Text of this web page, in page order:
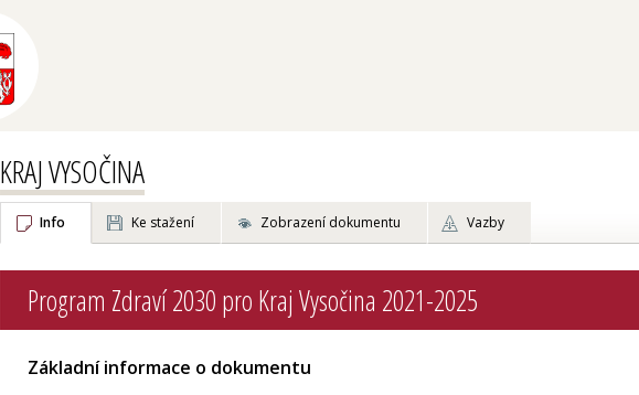
KRAJ VYSOČINA
Info Ke stažení Zobrazení dokumentu Vazby
Program Zdraví 2030 pro Kraj Vysočina 2021-2025
Základní informace o dokumentu